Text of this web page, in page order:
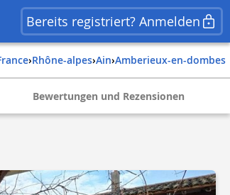
Bereits registriert? Anmelden
france› rhône-alpes› ain› amberieux-en-dombes
Bewertungen und Rezensionen